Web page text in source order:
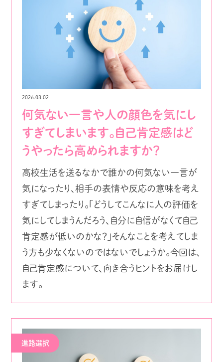
2026.03.02
何気ない一言や人の顔色を気にし
すぎてしまいます。自己肯定感はど
うやったら高められますか？
高校生活を送るなかで誰かの何気ない一言が
気になったり、相手の表情や反応の意味を考え
すぎてしまったり。「どうしてこんなに人の評価を
気にしてしまうんだろう、自分に自信がなくて自己
肯定感が低いのかな？」そんなことを考えてしま
う方も少なくないのではないでしょうか。今回は、
自己肯定感について、向き合うヒントをお届けし
ます。
進路選択